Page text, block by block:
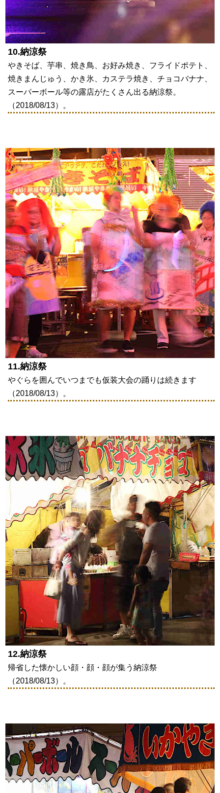
10.納涼祭
やきそば、芋串、焼き鳥、お好み焼き、フライドポテト、
焼きまんじゅう、かき氷、カステラ焼き、チョコバナナ、
スーパーボール等の露店がたくさん出る納涼祭。
（2018/08/13）。
11.納涼祭
やぐらを囲んでいつまでも仮装大会の踊りは続きます
（2018/08/13）。
12.納涼祭
帰省した懐かしい顔・顔・顔が集う納涼祭
（2018/08/13）。